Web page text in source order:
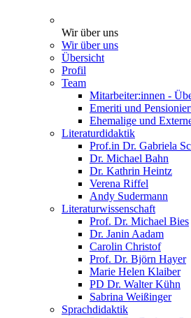
Wir über uns
Wir über uns
Übersicht
Profil
Team
Mitarbeiter:innen -
Emeriti und
Ehemalige und
Literaturdidaktik
Prof.in Dr. Gabriela
Dr. Michael Bahn
Dr. Kathrin Heintz
Verena Riffel
Andy Sudermann
Literaturwissenschaft
Prof. Dr. Michael Bies
Dr. Janin Aadam
Carolin Christof
Prof. Dr. Björn Hayer
Marie Helen Klaiber
PD Dr. Walter Kühn
Sabrina Weißinger
Sprachdidaktik